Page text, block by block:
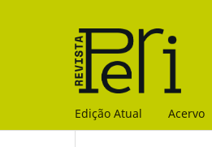
Edição Atual Acervo